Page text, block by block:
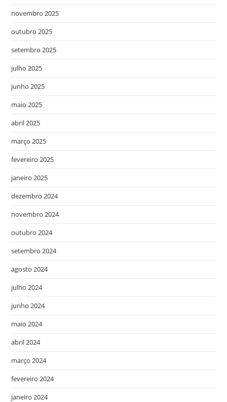
novembro 2025
outubro 2025
setembro 2025
julho 2025
junho 2025
maio 2025
abril 2025
março 2025
fevereiro 2025
janeiro 2025
dezembro 2024
novembro 2024
outubro 2024
setembro 2024
agosto 2024
julho 2024
junho 2024
maio 2024
abril 2024
março 2024
fevereiro 2024
janeiro 2024